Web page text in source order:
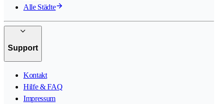
Alle Städte
Support
Kontakt
Hilfe & FAQ
Impressum